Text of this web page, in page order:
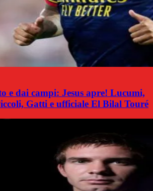
e dai campi: Jesus apre! Lucumi,
Gatti e ufficiale El Bilal Touré